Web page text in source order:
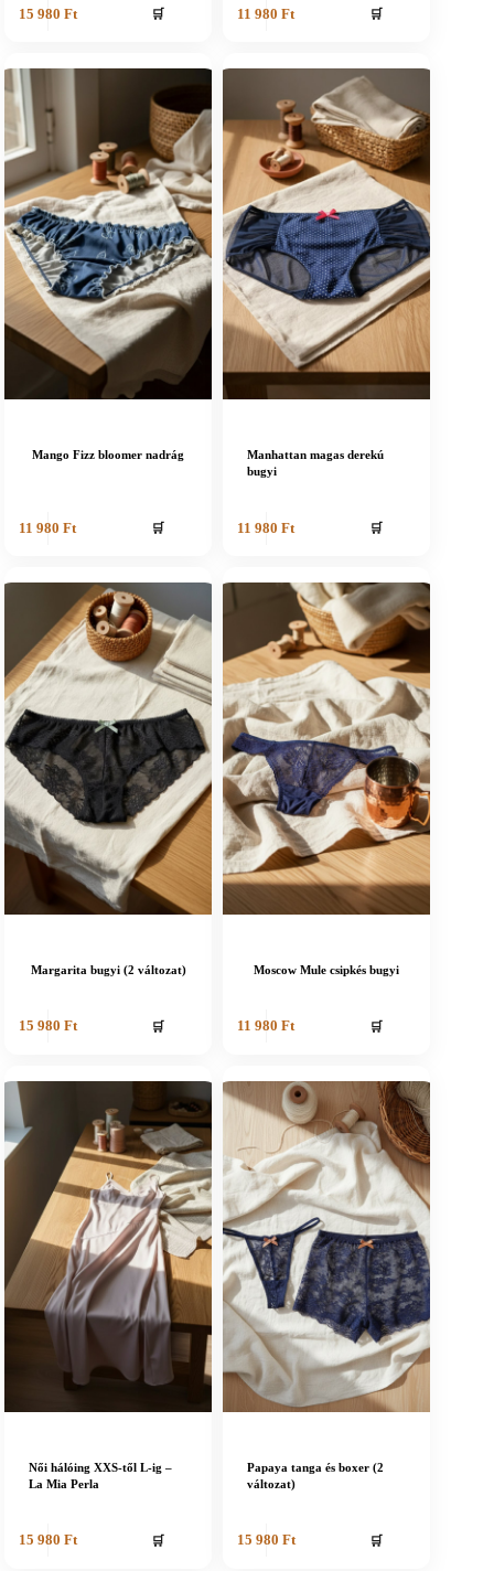
15 980 Ft 🛒 11 980Ft 🛒
Mango Fizz bloomer nadrág
11 980Ft 🛒
Manhattan magas derekú
bugyi
11 980Ft 🛒
Margarita bugyi (2 változat)
15 980 Ft 🛒
Moscow Mule csipkés bugyi
11 980Ft 🛒
Női hálóing XXS-től L-ig –
La Mia Perla
15 980 Ft 🛒
Papaya tanga és boxer (2
változat)
15 980 Ft 🛒